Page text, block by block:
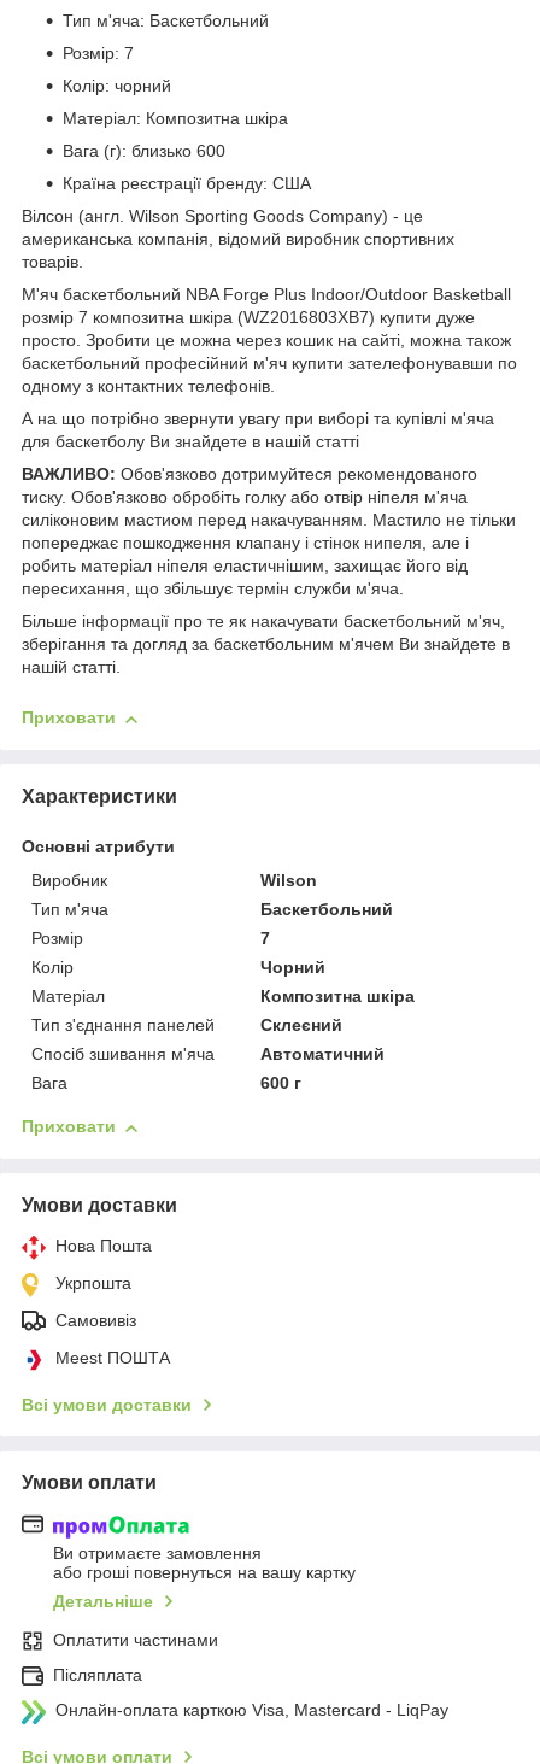
Тип м'яча: Баскетбольний
Розмір: 7
Колір: чорний
Матеріал: Композитна шкіра
Вага (г): близько 600
Країна реєстрації бренду: США
Вілсон (англ. Wilson Sporting Goods Company) - це
американська компанія, відомий виробник спортивних
товарів.
М'яч баскетбольний NBA Forge Plus Indoor/Outdoor Basketball
розмір 7 композитна шкіра (WZ2016803XB7) купити дуже
просто. Зробити це можна через кошик на сайті, можна також
баскетбольний професійний м'яч купити зателефонувавши по
одному з контактних телефонів.
А на що потрібно звернути увагу при виборі та купівлі м'яча
для баскетболу Ви знайдете в нашій статті
ВАЖЛИВО: Обов'язково дотримуйтеся рекомендованого
тиску. Обов'язково обробіть голку або отвір ніпеля м'яча
силіконовим мастиом перед накачуванням. Мастило не тільки
попереджає пошкодження клапану і стінок нипеля, але і
робить матеріал ніпеля еластичнішим, захищає його від
пересихання, що збільшує термін служби м'яча.
Більше інформації про те як накачувати баскетбольний м'яч,
зберігання та догляд за баскетбольним м'ячем Ви знайдете в
нашій статті.
Приховати
Характеристики
Основні атрибути
Виробник
Wilson
Тип м'яча
Баскетбольний
Розмір
7
Колір
Чорний
Матеріал
Композитна шкіра
Тип з'єднання панелей
Склеєний
Спосіб зшивання м'яча
Автоматичний
Вага
600 г
Приховати
Умови доставки
Нова Пошта
Укрпошта
Самовивіз
Meest ПОШТА
Всі умови доставки
Умови оплати
Ви отримаєте замовлення
або гроші повернуться на вашу картку
Детальніше
Оплатити частинами
Післяплата
Онлайн-оплата карткою Visa, Mastercard - LiqPay
Всі умови оплати